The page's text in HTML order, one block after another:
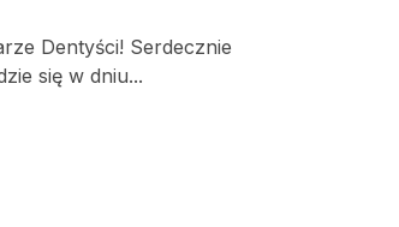
Dentyści! Serdecznie
się w dniu...